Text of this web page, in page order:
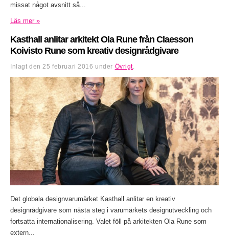
missat något avsnitt så...
Läs mer »
Kasthall anlitar arkitekt Ola Rune från Claesson
Koivisto Rune som kreativ designrådgivare
Inlagt den 25 februari 2016 under Övrigt
Det globala designvarumärket Kasthall anlitar en kreativ
designrådgivare som nästa steg i varumärkets designutveckling och
fortsatta internationalisering. Valet föll på arkitekten Ola Rune som
extern...